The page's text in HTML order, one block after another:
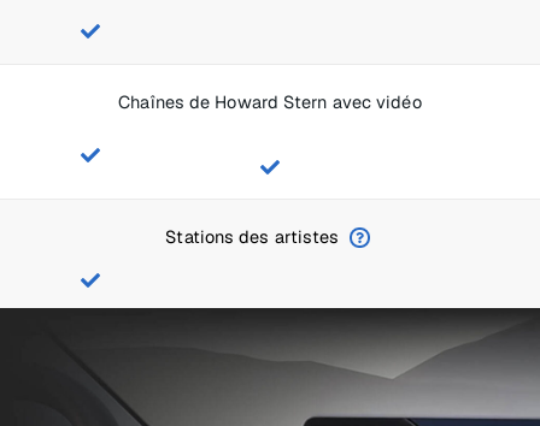
Chaînes de Howard Stern avec vidéo
Stations des artistes